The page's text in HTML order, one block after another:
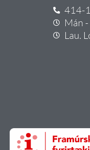
414-
Mán
Lau.